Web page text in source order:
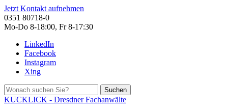
Jetzt Kontakt aufnehmen
0351 80718-0
Mo-Do 8-18:00, Fr 8-17:30
LinkedIn
Facebook
Instagram
Xing
Suchen
KUCKLICK - Dresdner Fachanwälte